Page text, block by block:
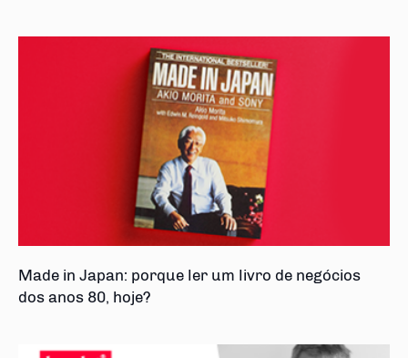
Made in Japan: porque ler um livro de negócios
dos anos 80, hoje?